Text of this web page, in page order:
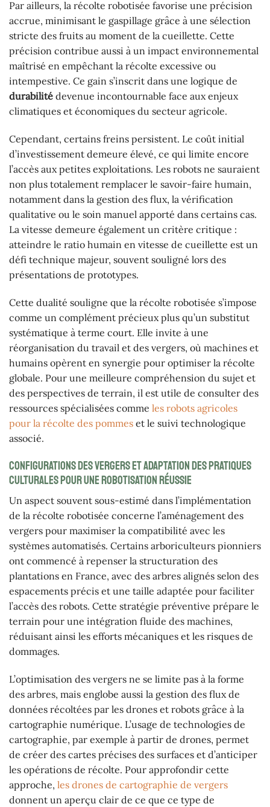
Par ailleurs, la récolte robotisée favorise une précision
accrue, minimisant le gaspillage grâce à une sélection
stricte des fruits au moment de la cueillette. Cette
précision contribue aussi à un impact environnemental
maîtrisé en empêchant la récolte excessive ou
intempestive. Ce gain s’inscrit dans une logique de
durabilité devenue incontournable face aux enjeux
climatiques et économiques du secteur agricole.
Cependant, certains freins persistent. Le coût initial
d’investissement demeure élevé, ce qui limite encore
l’accès aux petites exploitations. Les robots ne sauraient
non plus totalement remplacer le savoir-faire humain,
notamment dans la gestion des flux, la vérification
qualitative ou le soin manuel apporté dans certains cas.
La vitesse demeure également un critère critique :
atteindre le ratio humain en vitesse de cueillette est un
défi technique majeur, souvent souligné lors des
présentations de prototypes.
Cette dualité souligne que la récolte robotisée s’impose
comme un complément précieux plus qu’un substitut
systématique à terme court. Elle invite à une
réorganisation du travail et des vergers, où machines et
humains opèrent en synergie pour optimiser la récolte
globale. Pour une meilleure compréhension du sujet et
des perspectives de terrain, il est utile de consulter des
ressources spécialisées comme les robots agricoles
pour la récolte des pommes et le suivi technologique
associé.
Configurations des vergers et adaptation des pratiques
culturales pour une robotisation réussie
Un aspect souvent sous-estimé dans l’implémentation
de la récolte robotisée concerne l’aménagement des
vergers pour maximiser la compatibilité avec les
systèmes automatisés. Certains arboriculteurs pionniers
ont commencé à repenser la structuration des
plantations en France, avec des arbres alignés selon des
espacements précis et une taille adaptée pour faciliter
l’accès des robots. Cette stratégie préventive prépare le
terrain pour une intégration fluide des machines,
réduisant ainsi les efforts mécaniques et les risques de
dommages.
L’optimisation des vergers ne se limite pas à la forme
des arbres, mais englobe aussi la gestion des flux de
données récoltées par les drones et robots grâce à la
cartographie numérique. L’usage de technologies de
cartographie, par exemple à partir de drones, permet
de créer des cartes précises des surfaces et d’anticiper
les opérations de récolte. Pour approfondir cette
approche, les drones de cartographie de vergers
donnent un aperçu clair de ce que ce type de